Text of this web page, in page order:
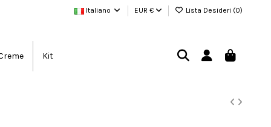
Italiano EUR € Lista Desideri (0)
Kit